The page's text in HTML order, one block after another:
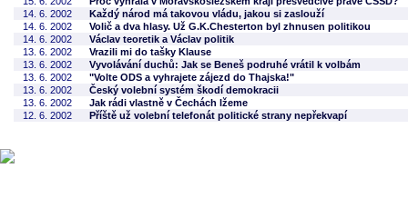
14. 6. 2002
Každý národ má takovou vládu, jakou si zaslouží
14. 6. 2002
Volič a dva hlasy. Už G.K.Chesterton byl zhnusen politikou
14. 6. 2002
Václav teoretik a Václav politik
13. 6. 2002
Vrazili mi do tašky Klause
13. 6. 2002
Vyvolávání duchů: Jak se Beneš podruhé vrátil k volbám
13. 6. 2002
"Volte ODS a vyhrajete zájezd do Thajska!"
13. 6. 2002
Český volební systém škodí demokracii
13. 6. 2002
Jak rádi vlastně v Čechách lžeme
12. 6. 2002
Příště už volební telefonát politické strany nepřekvapí